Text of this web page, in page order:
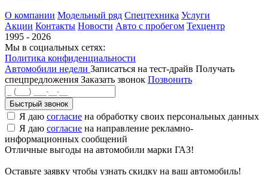
О компании Модельный ряд Спецтехника Услуги
Акции Контакты Новости Авто с пробегом Техцентр
1995 - 2026
Мы в социальных сетях:
Политика конфиденциальности
Автомобили недели Записаться на тест-драйв Получать
спецпредложения Заказать звонок Позвонить
Быстрый звонок
Я даю согласие на обработку своих персональных данных
Я даю согласие на направление рекламно-
информационных сообщений
Отличные выгоды на автомобили марки ГАЗ!
Оставьте заявку чтобы узнать скидку на ваш автомобиль!